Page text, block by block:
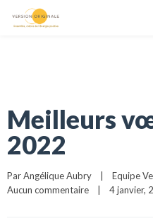
Meilleurs
2022
Par Angélique Aubry Equipe
Aucun commentaire
4 janvier,